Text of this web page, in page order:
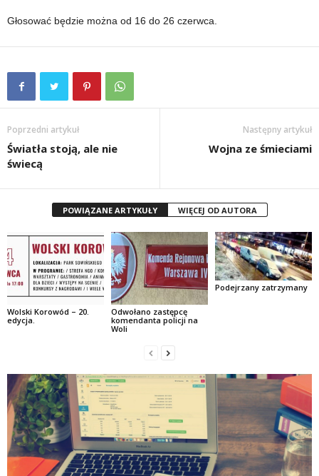
Głosować będzie można od 16 do 26 czerwca.
Poprzedni artykuł
Światła stoją, ale nie
świecą
Następny artykuł
Wojna ze śmieciami
POWIĄZANE ARTYKUŁY WIĘCEJ OD AUTORA
Wolski Korowód – 20.
edycja.
Odwołano zastępcę
komendanta policji na
Woli
Podejrzany zatrzymany